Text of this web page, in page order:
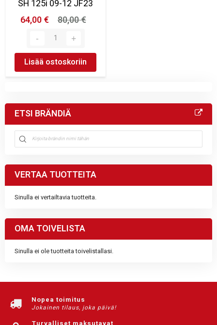
SH 125i 09-12 JF23
64,00 €
80,00 €
Lisää ostoskoriin
ETSI BRÄNDIÄ
VERTAA TUOTTEITA
Sinulla ei vertailtavia tuotteita.
OMA TOIVELISTA
Sinulla ei ole tuotteita toivelistallasi.
Nopea toimitus
Jokainen tilaus, joka päivä!